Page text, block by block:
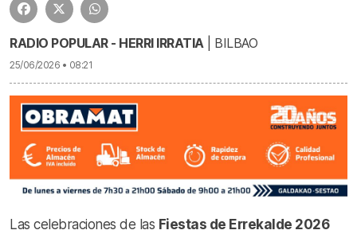
RADIO POPULAR - HERRI IRRATIA| BILBAO
25/06/2026 • 08:21
Las celebraciones de las Fiestas de Errekalde 2026